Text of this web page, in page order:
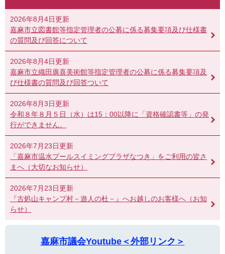
2026年8月4日更新
嘉麻市立図書館等指定管理者の公募に係る募集要項及び仕様書
の質問及び回答について
2026年8月4日更新
嘉麻市立織田廣喜美術館等指定管理者の公募に係る募集要項及
び仕様書の質問及び回答ついて
2026年8月3日更新
令和８年８月５日（水）は15：00以降に「資格確認書等」の発
行ができません。
2026年7月23日更新
「嘉麻市温水プールスイミングプラザなつき」をご利用の皆さ
まへ（大切なお知らせ）
2026年7月23日更新
『古処山キャンプ村－遊人の杜－』へお越しのお客様へ（お知
らせ）
嘉麻市議会Youtube＜外部リンク＞